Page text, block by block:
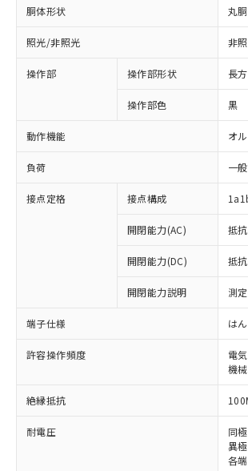
胴体形状 丸
照光/非照光 非
操作部 操作部形状 長
操作部色 黒
動作機能 オ
負荷 一
接点定格 接点構成
開閉能力(AC) 抵
開閉能力(DC) 抵
開閉能力説明 測
端子仕様 は
許容操作頻度
電
機
絶縁抵抗
耐電圧
同
異
各
※1 対応状況
対応済み：EU RoHS指令（10
非含有に対応した製品が提供可能